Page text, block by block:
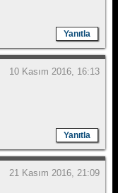
Yanıtla
10 Kasım 2016, 16:13
Yanıtla
21 Kasım 2016, 21:09